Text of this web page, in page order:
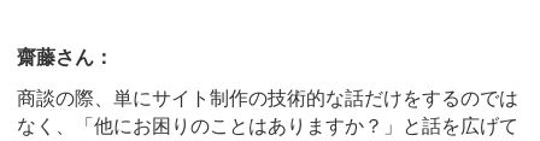
齋藤さん：
商談の際、単にサイト制作の技術的な話だけをするのでは
なく、「他にお困りのことはありますか？」と話を広げて